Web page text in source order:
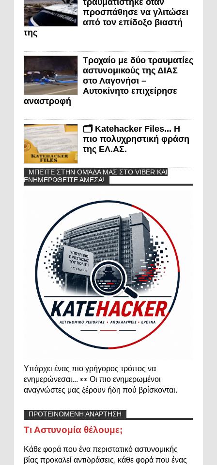
τραυματίστηκε όταν
προσπάθησε να γλιτώσει
από τον επίδοξο βιαστή
της
Τροχαίο με δύο τραυματίες
αστυνομικούς της ΔΙΑΣ
στο Λαγονήσι –
Αυτοκίνητο επιχείρησε
αναστροφή
🗂️ Katehacker Files... Η
πιο πολυχρηστική φράση
της ΕΛ.ΑΣ.
ΜΠΕΊΤΕ ΣΤΗΝ ΟΜΆΔΑ ΜΑΣ ΣΤΟ VIBER ΚΑΙ
ΕΝΗΜΕΡΩΘΕΊΤΕ ΆΜΕΣΑ!
Υπάρχει ένας πιο γρήγορος τρόπος να
ενημερώνεσαι... 👀 Οι πιο ενημερωμένοι
αναγνώστες μας ξέρουν ήδη πού βρίσκονται.
ΠΡΟΤΕΙΝΟΜΕΝΗ ΑΝΑΡΤΗΣΗ
Τι Αστυνομία θέλουμε;
Κάθε φορά που ένα περιστατικό αστυνομικής
βίας προκαλεί αντιδράσεις, κάθε φορά που ένας